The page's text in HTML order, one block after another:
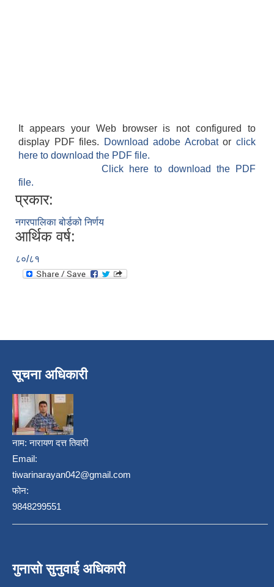
It appears your Web browser is not configured to
display PDF files.
Download adobe Acrobatorclick
here to download the PDF file.
Click here to download the PDF
file.
प्रकार:
नगरपालिका बोर्डको निर्णय
आर्थिक वर्ष:
८०/८१
सूचना अधिकारी
नाम:नारायण दत्त तिवारी
Email:
tiwarinarayan042@gmail.com
फोन:
9848299551
गुनासो सुनुवाई अधिकारी